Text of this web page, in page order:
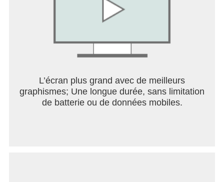
• Développement RAW – ouvrez et ajustez les
principaux types de fichiers RAW
des modes de fusion inspirés du cinéma et du
l'éclairage, ajuster les poses et affiner les traits du
• Détails – sublimez comme par magie les
structures de surface des images
L’écran plus grand avec de meilleurs
graphismes; Une longue durée, sans limitation
de batterie ou de données mobiles.